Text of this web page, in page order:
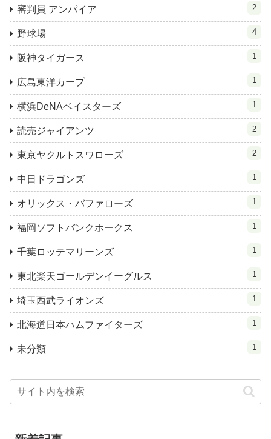
審判員 アンパイア 2
野球場 4
阪神タイガース 1
広島東洋カープ 1
横浜DeNAベイスターズ 1
読売ジャイアンツ 2
東京ヤクルトスワローズ 2
中日ドラゴンズ 1
オリックス・バファローズ 1
福岡ソフトバンクホークス 1
千葉ロッテマリーンズ 1
東北楽天ゴールデンイーグルス 1
埼玉西武ライオンズ 1
北海道日本ハムファイターズ 1
未分類 1